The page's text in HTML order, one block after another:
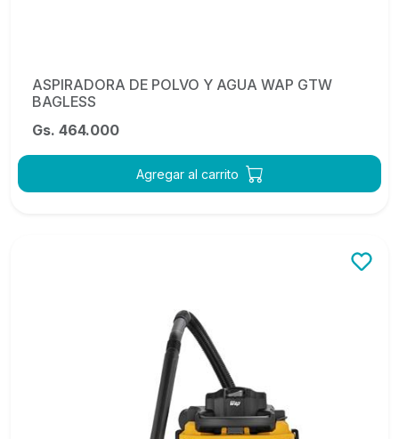
ASPIRADORA DE POLVO Y AGUA WAP GTW
BAGLESS
Gs. 464.000
Agregar al carrito